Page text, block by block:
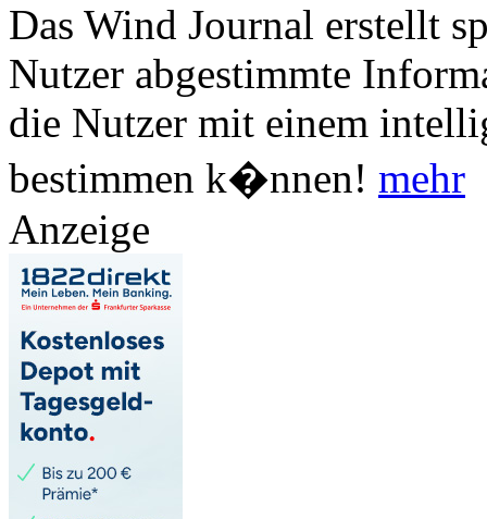
Das Wind Journal erstellt
Nutzer abgestimmte
die Nutzer mit einem
bestimmen k�nnen! mehr
Anzeige